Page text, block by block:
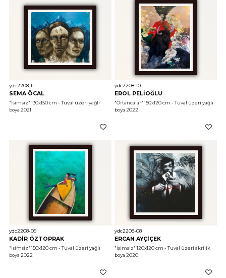
ydc2208-11
SEMA ÖCAL
"İsimsiz" 130x150 cm - Tuval üzeri yağlı
boya 2021
ydc2208-10
EROL PELİOĞLU
"Ortancalar" 150x120 cm - Tuval üzeri yağlı
boya 2022
ydc2208-09
KADİR ÖZTOPRAK
"İsimsiz" 150x120 cm - Tuval üzeri yağlı
boya 2022
ydc2208-08
ERCAN AYÇİÇEK
"İsimsiz" 120x120 cm - Tuval üzeri akrilik
boya 2020